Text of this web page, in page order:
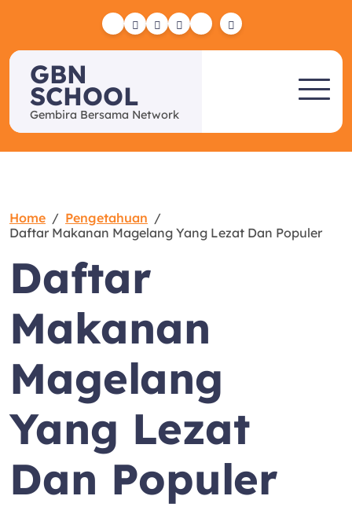
YelpFacebook
TwitterInstagram
Email
GBN
SCHOOL
Gembira Bersama Network
Home
Pengetahuan
Daftar Makanan Magelang Yang Lezat Dan Populer
Daftar
Makanan
Magelang
Yang Lezat
Dan Populer